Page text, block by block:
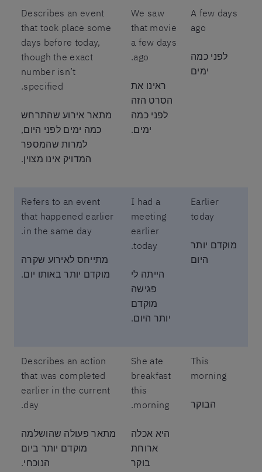
A few days
ago
לפני כמה
ימים
We saw
that movie
a few days
ago.
ראינו את
הסרט הזה
לפני כמה
ימים.
Describes an event
that took place some
days before today,
though the exact
number isn’t
specified.
מתאר אירוע שהתרחש
כמה ימים לפני היום,
למרות שהמספר
המדויק אינו מצוין.
Earlier
today
מוקדם יותר
היום
I had a
meeting
earlier
today.
הייתה לי
פגישה
מוקדם
יותר היום.
Refers to an event
that happened earlier
in the same day.
מתייחס לאירוע שקרה
מוקדם יותר באותו יום.
This
morning
הבוקר
She ate
breakfast
this
morning.
היא אכלה
ארוחת
בוקר
Describes an action
that was completed
earlier in the current
day.
מתאר פעולה שהושלמה
מוקדם יותר ביום
הנוכחי.